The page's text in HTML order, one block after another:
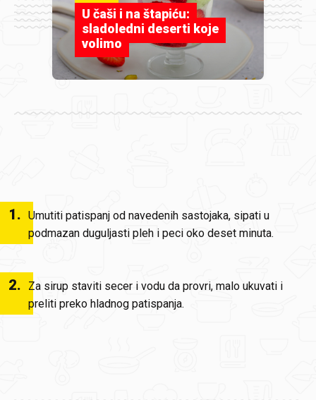
U čaši i na štapiću:
sladoledni deserti koje
volimo
1. Umutiti patispanj od navedenih sastojaka, sipati u
podmazan duguljasti pleh i peci oko deset minuta.
2.
Za sirup staviti secer i vodu da provri, malo ukuvati i
preliti preko hladnog patispanja.